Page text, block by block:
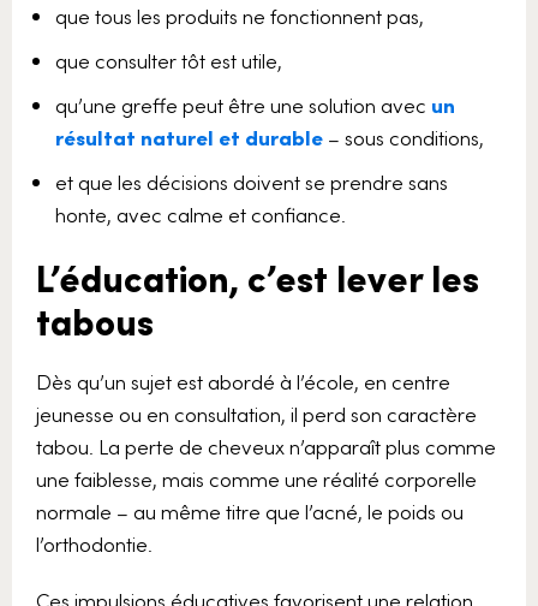
que tous les produits ne fonctionnent pas,
que consulter tôt est utile,
qu’une greffe peut être une solution avec un
résultat naturel et durable – sous conditions,
et que les décisions doivent se prendre sans
honte, avec calme et confiance.
L’éducation, c’est lever les
tabous
Dès qu’un sujet est abordé à l’école, en centre
jeunesse ou en consultation, il perd son caractère
tabou. La perte de cheveux n’apparaît plus comme
une faiblesse, mais comme une réalité corporelle
normale – au même titre que l’acné, le poids ou
l’orthodontie.
Ces impulsions éducatives favorisent une relation